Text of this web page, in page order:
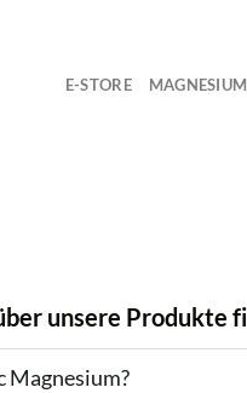
E-STORE
unsere Produkte
Magnesium?